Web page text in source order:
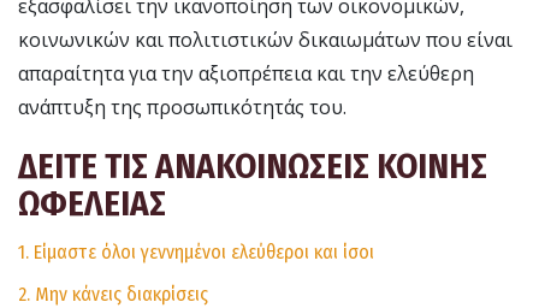
εξασφαλίσει την ικανοποίηση των οικονομικών,
κοινωνικών και πολιτιστικών δικαιωμάτων που είναι
απαραίτητα για την αξιοπρέπεια και την ελεύθερη
ανάπτυξη της προσωπικότητάς του.
ΔΕΙΤΕ ΤΙΣ ΑΝΑΚΟΙΝΩΣΕΙΣ ΚΟΙΝΗΣ
ΩΦΕΛΕΙΑΣ
1. Είμαστε όλοι γεννημένοι ελεύθεροι και ίσοι
2. Μην κάνεις διακρίσεις